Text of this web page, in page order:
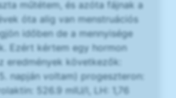
műtétem, és azóta fájnak a
óta alig van menstruációs
időben de a mennyisége
Ezért kértem egy hormon
eredmények következők:
napján voltam) progeszteron:
526.9 mIU/l, LH: 1,76